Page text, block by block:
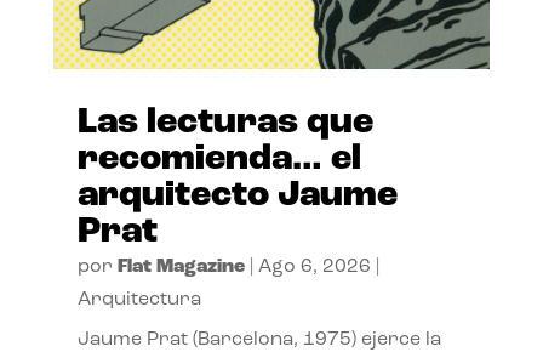
Las lecturas que
recomienda… el
arquitecto Jaume
Prat
por Flat Magazine| Ago 6, 2026
Arquitectura
Jaume Prat (Barcelona, 1975) ejerce la